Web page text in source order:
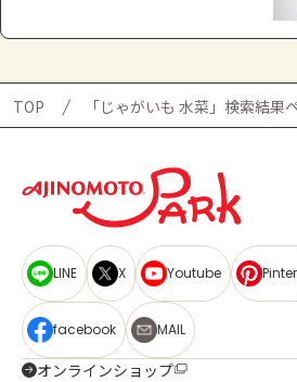
TOP 「じゃがいも 水菜」検索結果
LINE X Youtube
facebook MAIL
オンラインショップ